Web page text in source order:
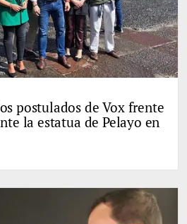
postulados de Vox frente
la estatua de Pelayo en